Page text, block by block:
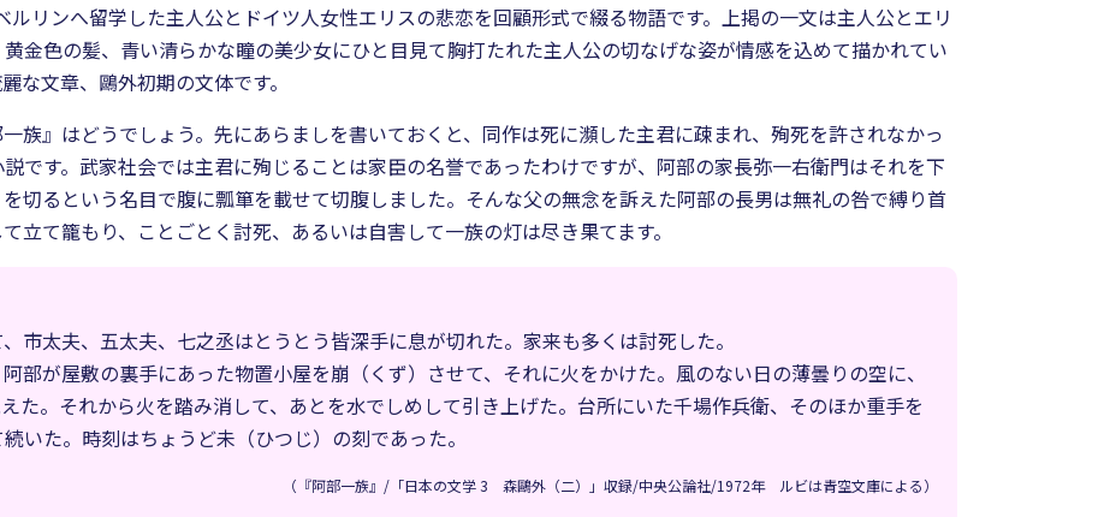
ルリンへ留学した主人公とドイツ人女性エリスの悲恋を回顧形式で綴る物語です。上掲の一文は主人公とエリ
金色の髪、青い清らかな瞳の美少女にひと目見て胸打たれた主人公の切なげな姿が情感を込めて描かれてい
な文章、鷗外初期の文体です。
族』はどうでしょう。先にあらましを書いておくと、同作は死に瀕した主君に疎まれ、殉死を許されなかっ
です。武家社会では主君に殉じることは家臣の名誉であったわけですが、阿部の家長弥一右衛門はそれを下
切るという名目で腹に瓢箪を載せて切腹しました。そんな父の無念を訴えた阿部の長男は無礼の咎で縛り首
立て籠もり、ことごとく討死、あるいは自害して一族の灯は尽き果てます。
市太夫、五太夫、七之丞はとうとう皆深手に息が切れた。家来も多くは討死した。
部が屋敷の裏手にあった物置小屋を崩（くず）させて、それに火をかけた。風のない日の薄曇りの空に、
た。それから火を踏み消して、あとを水でしめして引き上げた。台所にいた千場作兵衛、そのほか重手を
いた。時刻はちょうど未（ひつじ）の刻であった。
（『阿部一族』/「日本の文学 3 森鷗外（二）」収録/中央公論社/1972年 ルビは青空文庫による）